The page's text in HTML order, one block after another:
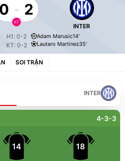
0 - 2
KT
INTER
H1: 0-2
KT: 0-2
Adam Marusic14'
Lautaro Martinez35'
SOI TRẬN
INTER
4-3-3
14 18